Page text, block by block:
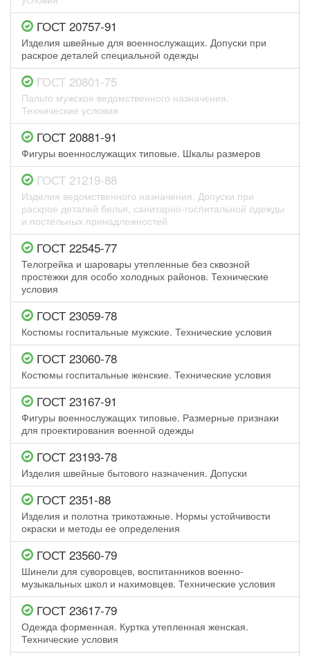
ГОСТ 20757-91
Изделия швейные для военнослужащих. Допуски при
раскрое деталей специальной одежды
ГОСТ 20801-75
Пальто мужское ведомственного назначения.
Технические условия
ГОСТ 20881-91
Фигуры военнослужащих типовые. Шкалы размеров
ГОСТ 21219-88
Изделия ведомственного назначения. Допуски при
раскрое деталей белья, санитарно-госпитальной одежды
и постельных принадлежностей
ГОСТ 22545-77
Телогрейка и шаровары утепленные без сквозной
простежки для особо холодных районов. Технические
условия
ГОСТ 23059-78
Костюмы госпитальные мужские. Технические условия
ГОСТ 23060-78
Костюмы госпитальные женские. Технические условия
ГОСТ 23167-91
Фигуры военнослужащих типовые. Размерные признаки
для проектирования военной одежды
ГОСТ 23193-78
Изделия швейные бытового назначения. Допуски
ГОСТ 2351-88
Изделия и полотна трикотажные. Нормы устойчивости
окраски и методы ее определения
ГОСТ 23560-79
Шинели для суворовцев, воспитанников военно-
музыкальных школ и нахимовцев. Технические условия
ГОСТ 23617-79
Одежда форменная. Куртка утепленная женская.
Технические условия